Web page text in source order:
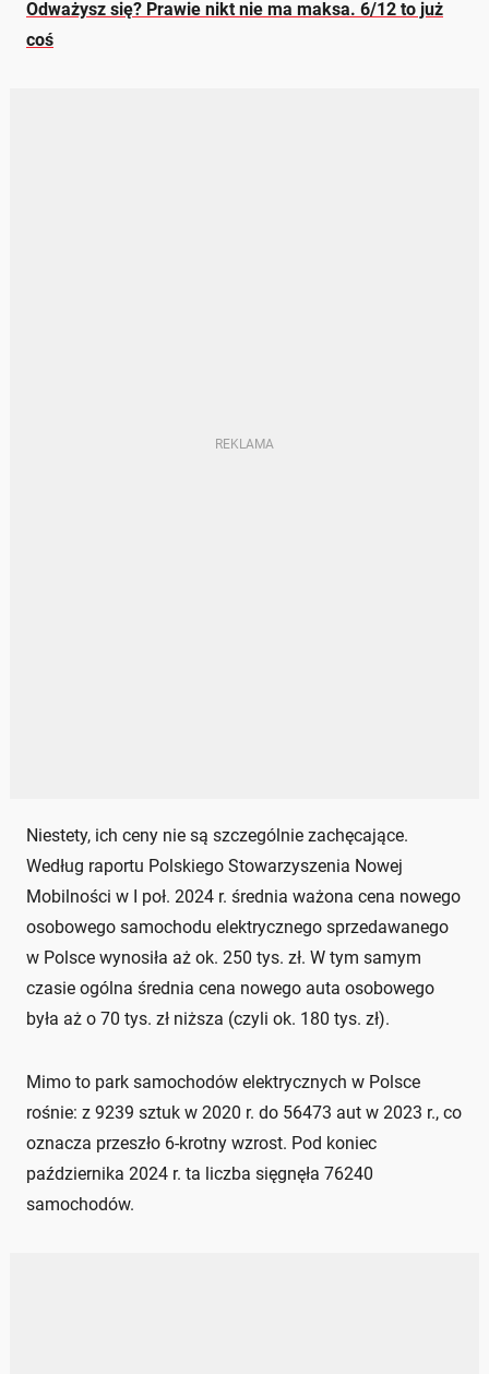
Odważysz się? Prawie nikt nie ma maksa. 6/12 to już
coś
Niestety, ich ceny nie są szczególnie zachęcające.
Według raportu Polskiego Stowarzyszenia Nowej
Mobilności w I poł. 2024 r. średnia ważona cena nowego
osobowego samochodu elektrycznego sprzedawanego
w Polsce wynosiła aż ok. 250 tys. zł. W tym samym
czasie ogólna średnia cena nowego auta osobowego
była aż o 70 tys. zł niższa (czyli ok. 180 tys. zł).
Mimo to park samochodów elektrycznych w Polsce
rośnie: z 9239 sztuk w 2020 r. do 56473 aut w 2023 r., co
oznacza przeszło 6-krotny wzrost. Pod koniec
października 2024 r. ta liczba sięgnęła 76240
samochodów.